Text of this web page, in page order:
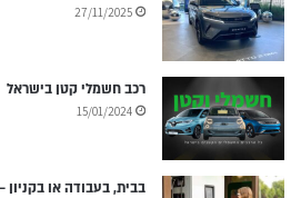
27/11/2025
רכב חשמלי קטן בישראל
15/01/2024
בבית, בעבודה או